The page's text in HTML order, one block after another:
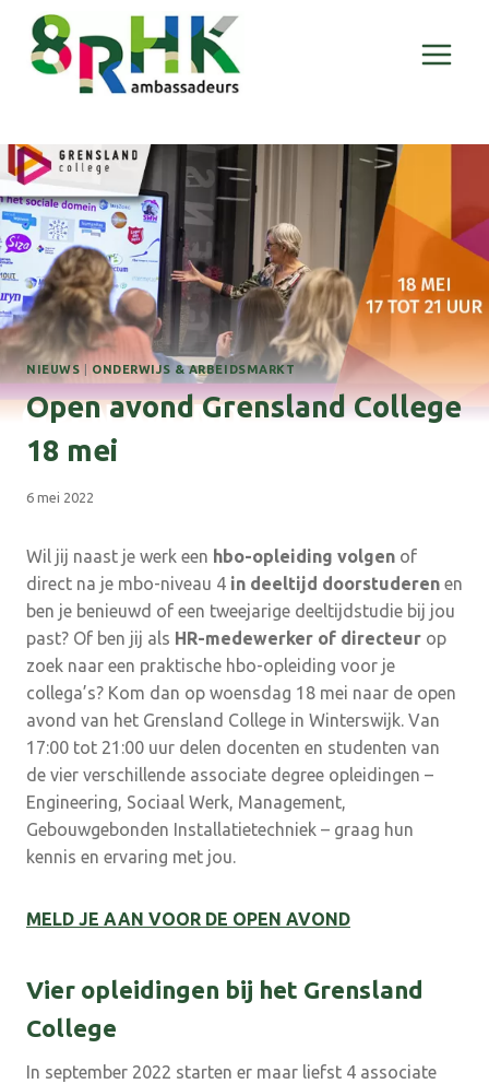
Doorgaan
naar
inhoud
NIEUWS ONDERWIJS & ARBEIDSMARKT
Open avond Grensland College
18 mei
6 mei 2022
Wil jij naast je werk een hbo-opleiding volgen of
direct na je mbo-niveau 4 in deeltijd doorstuderen en
ben je benieuwd of een tweejarige deeltijdstudie bij jou
past? Of ben jij als HR-medewerker of directeur op
zoek naar een praktische hbo-opleiding voor je
collega’s? Kom dan op woensdag 18 mei naar de open
avond van het Grensland College in Winterswijk. Van
17:00 tot 21:00 uur delen docenten en studenten van
de vier verschillende associate degree opleidingen –
Engineering, Sociaal Werk, Management,
Gebouwgebonden Installatietechniek – graag hun
kennis en ervaring met jou.
MELD JE AAN VOOR DE OPEN AVOND
Vier opleidingen bij het Grensland
College
In september 2022 starten er maar liefst 4 associate